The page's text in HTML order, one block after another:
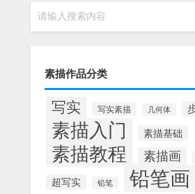
请输入搜索内容
素描作品分类
写实 写实素描 几何体
素描入门 素描基础
素描教程 素描画
超写实 铅笔 铅笔画